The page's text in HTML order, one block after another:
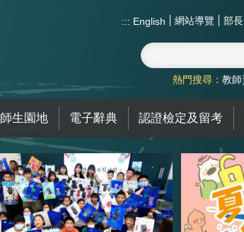
::: English 網站導覽 部
熱門搜尋： 教師
師生園地 電子辭典 認證檢定及留考